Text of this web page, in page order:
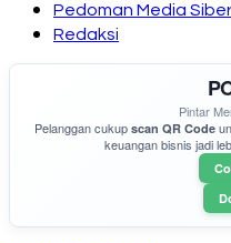
Pedoman Media Siber
Redaksi
Pintar
Pelanggan cukup scan QR Code
keuangan bisnis jadi